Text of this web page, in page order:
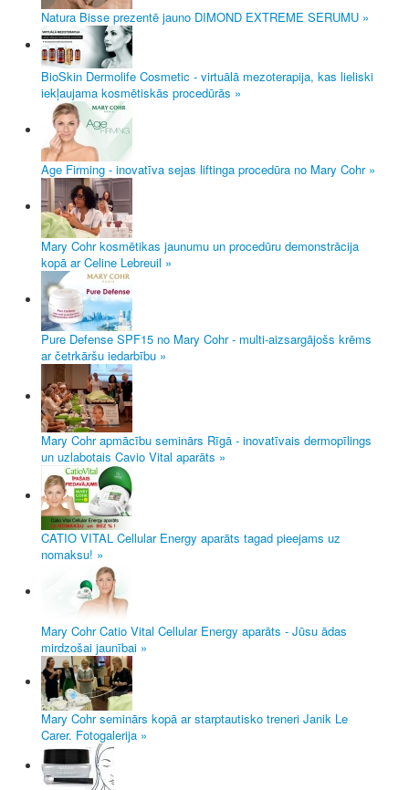
Natura Bisse prezentē jauno DIMOND EXTREME SERUMU »
BioSkin Dermolife Cosmetic - virtuālā mezoterapija, kas lieliski
iekļaujama kosmētiskās procedūrās »
Age Firming - inovatīva sejas liftinga procedūra no Mary Cohr »
Mary Cohr kosmētikas jaunumu un procedūru demonstrācija
kopā ar Celine Lebreuil »
Pure Defense SPF15 no Mary Cohr - multi-aizsargājošs krēms
ar četrkāršu iedarbību »
Mary Cohr apmācību seminārs Rīgā - inovatīvais dermopīlings
un uzlabotais Cavio Vital aparāts »
CATIO VITAL Cellular Energy aparāts tagad pieejams uz
nomaksu! »
Mary Cohr Catio Vital Cellular Energy aparāts - Jūsu ādas
mirdzošai jaunībai »
Mary Cohr seminārs kopā ar starptautisko treneri Janik Le
Carer. Fotogalerija »